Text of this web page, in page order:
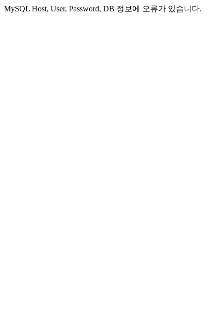
MySQL Host, User, Password, DB 정보에 오류가 있습니다.